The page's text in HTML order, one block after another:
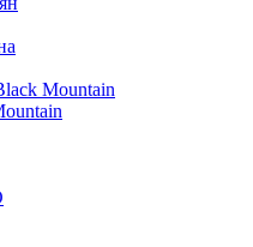
Mountain